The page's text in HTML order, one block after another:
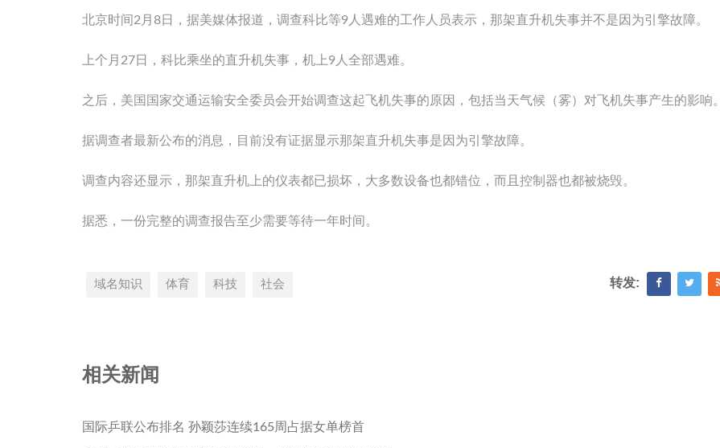
北京时间2月8日，据美媒体报道，调查科比等9人遇难的工作人员表示，那架直升机失事并不是因为引擎故障。
上个月27日，科比乘坐的直升机失事，机上9人全部遇难。
之后，美国国家交通运输安全委员会开始调查这起飞机失事的原因，包括当天气候（雾）对飞机失事产生的影响。
据调查者最新公布的消息，目前没有证据显示那架直升机失事是因为引擎故障。
调查内容还显示，那架直升机上的仪表都已损坏，大多数设备也都错位，而且控制器也都被烧毁。
据悉，一份完整的调查报告至少需要等待一年时间。
域名知识 体育 科技 社会 转发:
相关新闻
国际乒联公布排名 孙颖莎连续165周占据女单榜首